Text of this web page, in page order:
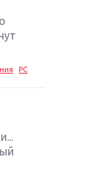
PC